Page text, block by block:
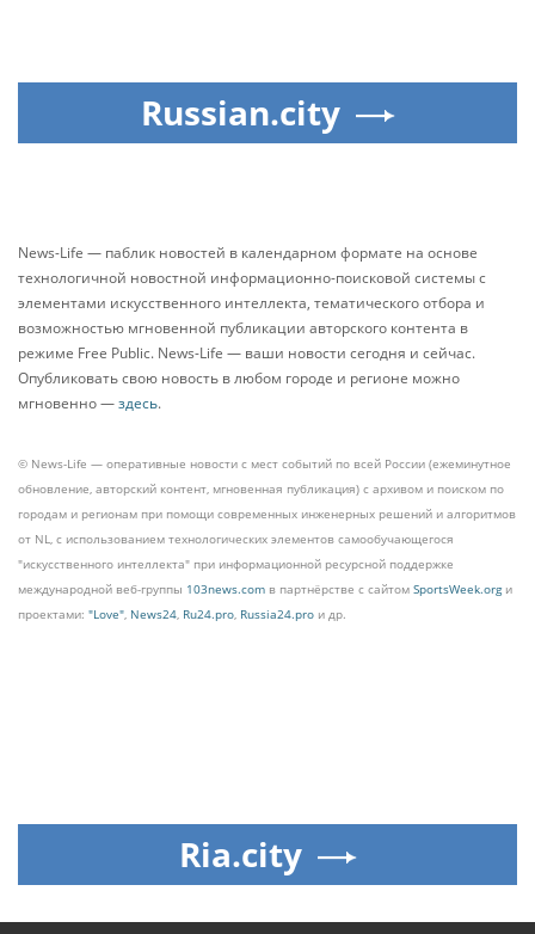
Russian.city
News-Life — паблик новостей в календарном формате на основе
технологичной новостной информационно-поисковой системы с
элементами искусственного интеллекта, тематического отбора и
возможностью мгновенной публикации авторского контента в
режиме Free Public. News-Life — ваши новости сегодня и сейчас.
Опубликовать свою новость в любом городе и регионе можно
мгновенно —здесь.
© News-Life — оперативные новости с мест событий по всей России (ежеминутное
обновление, авторский контент, мгновенная публикация) с архивом и поиском по
городам и регионам при помощи современных инженерных решений и алгоритмов
от NL, с использованием технологических элементов самообучающегося
"искусственного интеллекта" при информационной ресурсной поддержке
международной веб-группы 103news.com в партнёрстве с сайтом SportsWeek.orgи
проектами: "Love", News24, Ru24.pro, Russia24.pro и др.
Ria.city